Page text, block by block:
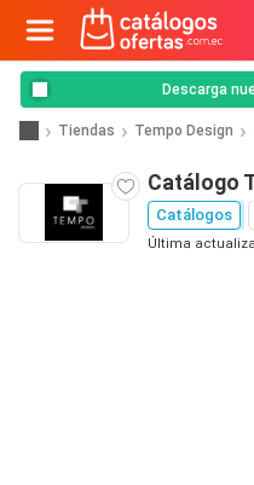
Descarga
Tiendas Tempo Design
Catálogo
Catálogos
Última